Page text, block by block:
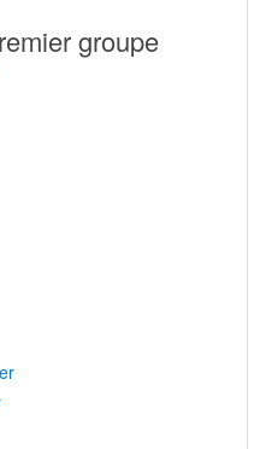
groupe